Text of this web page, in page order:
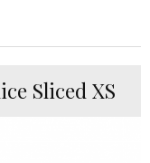
Sliced XS